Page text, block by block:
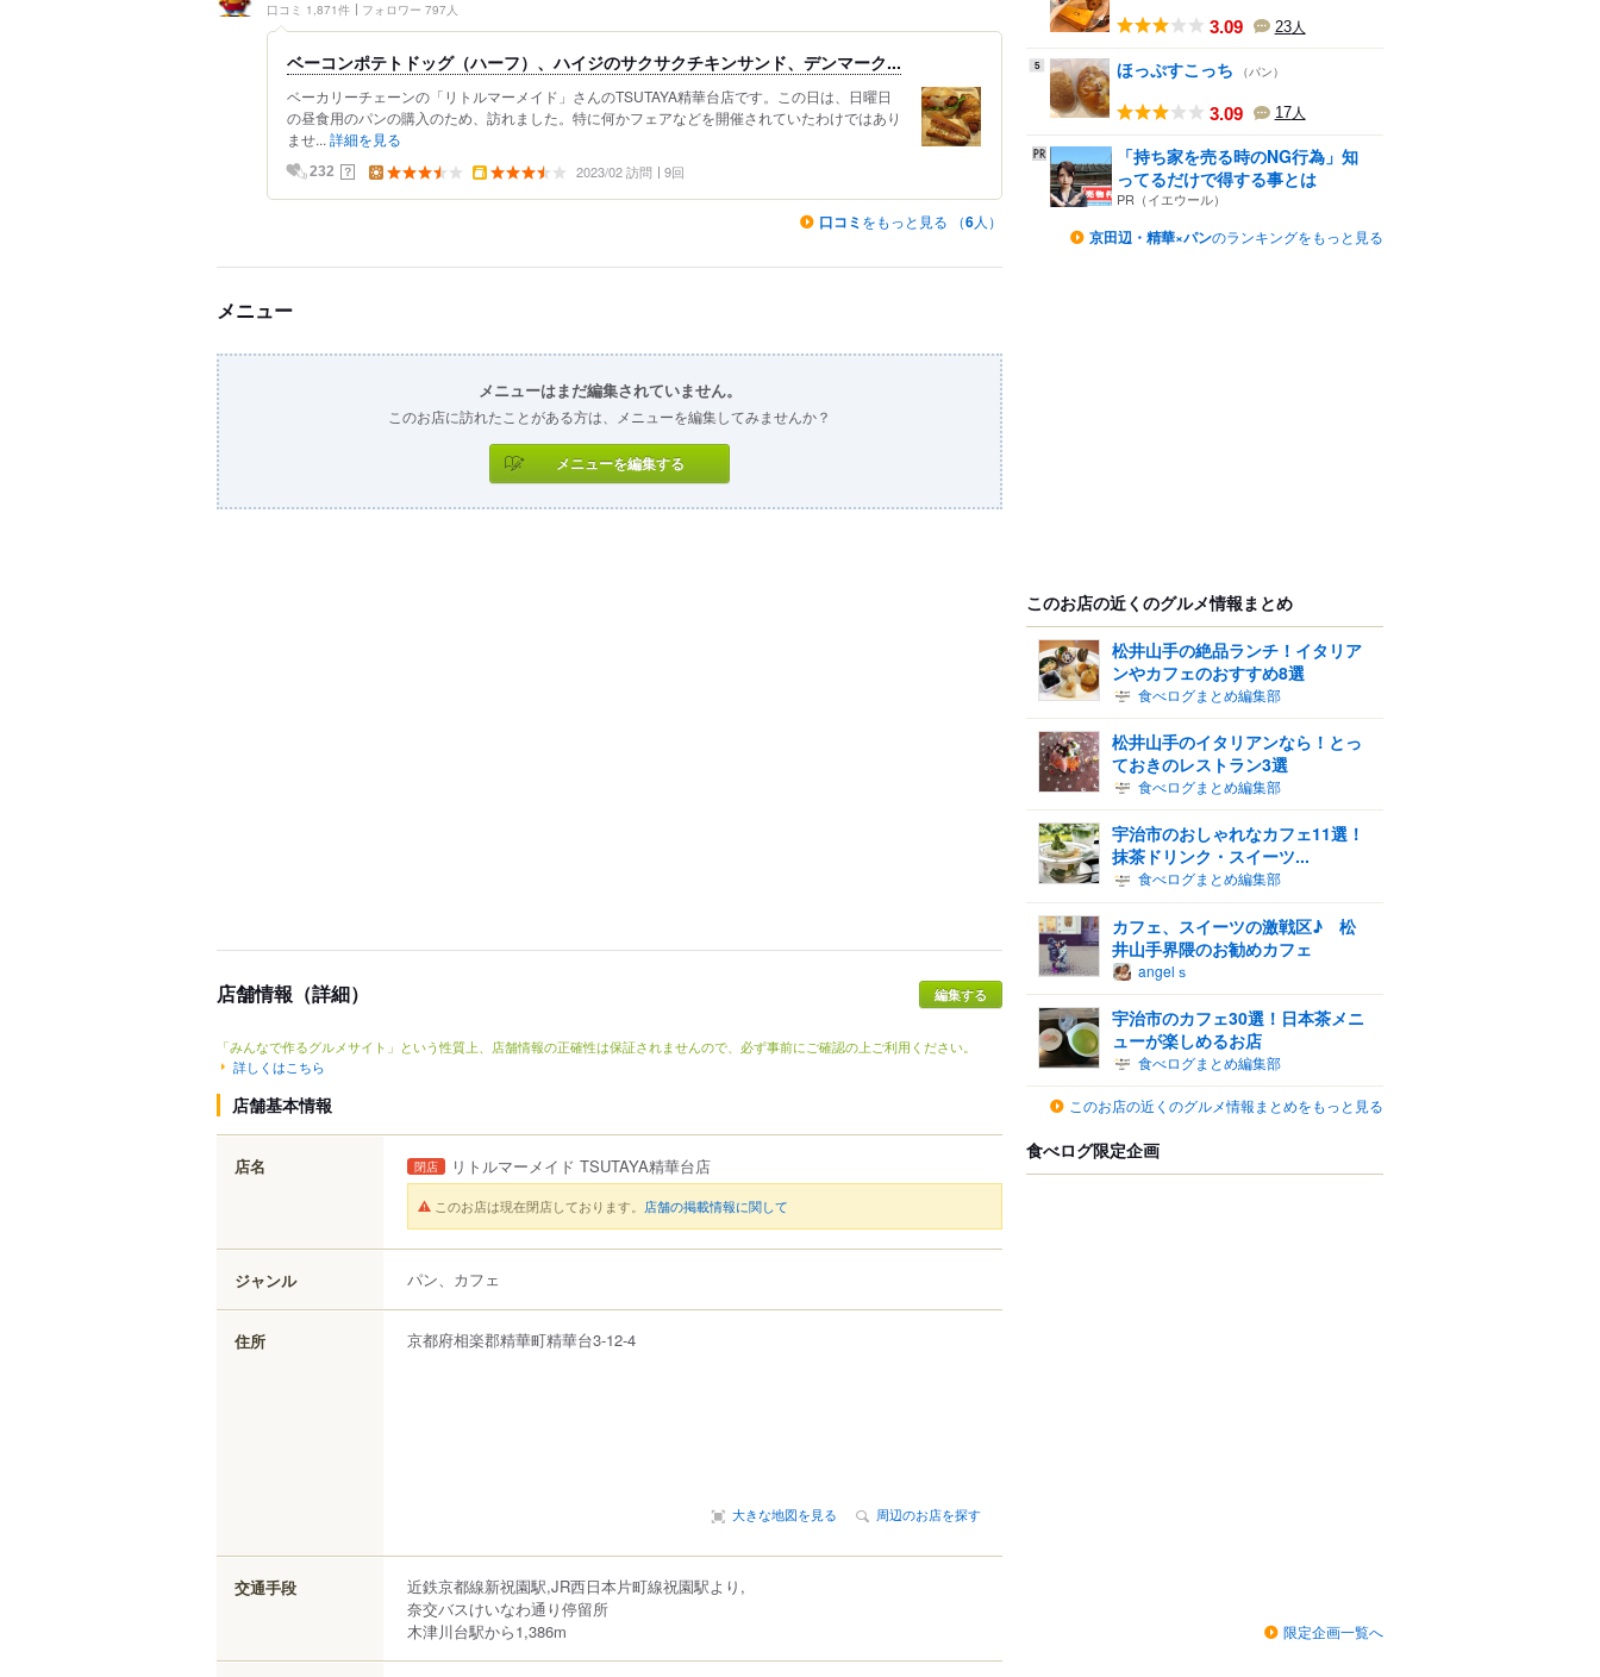
口コミ 1,871件 フォロワー 797人
ベーコンポテトドッグ（ハーフ）、ハイジのサクサクチキンサンド、デンマーク...
ベーカリーチェーンの「リトルマーメイド」さんのTSUTAYA精華台店です。この日は、日曜日
の昼食用のパンの購入のため、訪れました。特に何かフェアなどを開催されていたわけではあり
ませ... 詳細を見る
232 ？ 2023/02 訪問 9回
口コミ をもっと見る （6人）
メニュー
メニューはまだ編集されていません。
このお店に訪れたことがある方は、メニューを編集してみませんか？
メニューを編集する
店舗情報（詳細） 編集する
「みんなで作るグルメサイト」という性質上、店舗情報の正確性は保証されませんので、必ず事前にご確認の上ご利用ください。
詳しくはこちら
店舗基本情報
店名 閉店 リトルマーメイド TSUTAYA精華台店
このお店は現在閉店しております。 店舗の掲載情報に関して
ジャンル パン、カフェ
住所 京都府相楽郡精華町精華台3-12-4
大きな地図を見る 周辺のお店を探す
交通手段
近鉄京都線新祝園駅,JR西日本片町線祝園駅より,
奈交バスけいなわ通り停留所
木津川台駅から1,386m
3.09 23人
5 ほっぷすこっち （パン）
3.09 17人
「持ち家を売る時のNG行為」知
ってるだけで得する事とは
PR（イエウール）
京田辺・精華×パンのランキングをもっと見る
このお店の近くのグルメ情報まとめ
松井山手の絶品ランチ！イタリア
ンやカフェのおすすめ8選
食べログまとめ編集部
松井山手のイタリアンなら！とっ
ておきのレストラン3選
食べログまとめ編集部
宇治市のおしゃれなカフェ11選！
抹茶ドリンク・スイーツ...
食べログまとめ編集部
カフェ、スイーツの激戦区♪ 松
井山手界隈のお勧めカフェ
angelｓ
宇治市のカフェ30選！日本茶メニ
ューが楽しめるお店
食べログまとめ編集部
このお店の近くのグルメ情報まとめをもっと見る
食べログ限定企画
限定企画一覧へ